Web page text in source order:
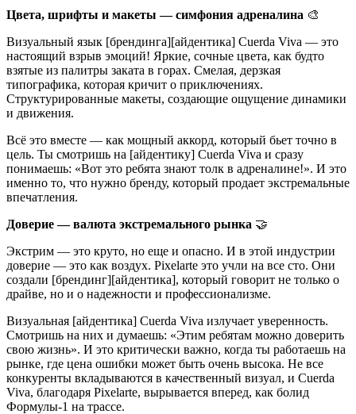
Цвета, шрифты и макеты — симфония адреналина 🎨
Визуальный язык [брендинга][айдентика] Cuerda Viva — это
настоящий взрыв эмоций! Яркие, сочные цвета, как будто
взятые из палитры заката в горах. Смелая, дерзкая
типографика, которая кричит о приключениях.
Структурированные макеты, создающие ощущение динамики
и движения.
Всё это вместе — как мощный аккорд, который бьет точно в
цель. Ты смотришь на [айдентику] Cuerda Viva и сразу
понимаешь: «Вот это ребята знают толк в адреналине!». И это
именно то, что нужно бренду, который продает экстремальные
впечатления.
Доверие — валюта экстремального рынка 🤝
Экстрим — это круто, но еще и опасно. И в этой индустрии
доверие — это как воздух. Pixelarte это учли на все сто. Они
создали [брендинг][айдентика], который говорит не только о
драйве, но и о надежности и профессионализме.
Визуальная [айдентика] Cuerda Viva излучает уверенность.
Смотришь на них и думаешь: «Этим ребятам можно доверить
свою жизнь». И это критически важно, когда ты работаешь на
рынке, где цена ошибки может быть очень высока. Не все
конкуренты вкладываются в качественный визуал, и Cuerda
Viva, благодаря Pixelarte, вырывается вперед, как болид
Формулы-1 на трассе.